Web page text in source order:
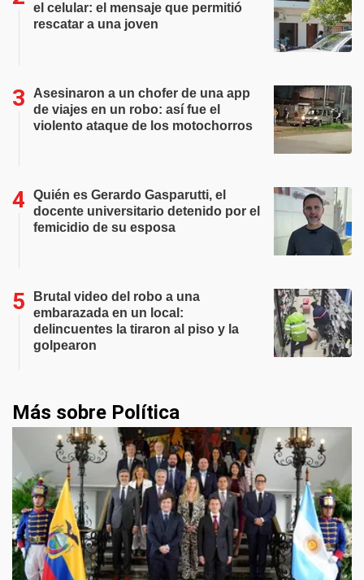
el celular: el mensaje que permitió
rescatar a una joven
Asesinaron a un chofer de una app
de viajes en un robo: así fue el
violento ataque de los motochorros
Quién es Gerardo Gasparutti, el
docente universitario detenido por el
femicidio de su esposa
Brutal video del robo a una
embarazada en un local:
delincuentes la tiraron al piso y la
golpearon
Más sobre Política